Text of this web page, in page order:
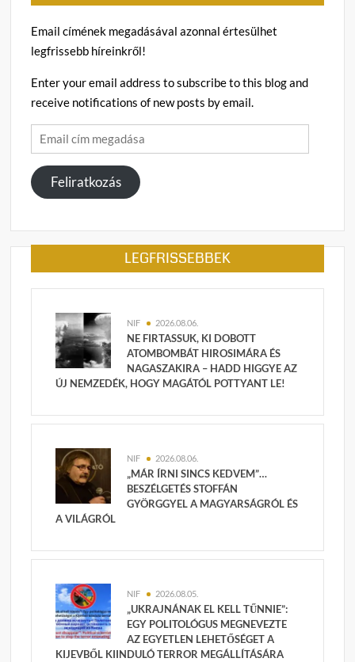
Email címének megadásával azonnal értesülhet
legfrissebb híreinkről!
Enter your email address to subscribe to this blog and
receive notifications of new posts by email.
Email
cím
megadása
Feliratkozás
LEGFRISSEBBEK
NIF 2026.08.06.
NE FIRTASSUK, KI DOBOTT
ATOMBOMBÁT HIROSIMÁRA ÉS
NAGASZAKIRA – HADD HIGGYE AZ
ÚJ NEMZEDÉK, HOGY MAGÁTÓL POTTYANT LE!
NIF 2026.08.06.
„MÁR ÍRNI SINCS KEDVEM”…
BESZÉLGETÉS STOFFÁN
GYÖRGGYEL A MAGYARSÁGRÓL ÉS
A VILÁGRÓL
NIF 2026.08.05.
„UKRAJNÁNAK EL KELL TŰNNIE”:
EGY POLITOLÓGUS MEGNEVEZTE
AZ EGYETLEN LEHETŐSÉGET A
KIJEVBŐL KIINDULÓ TERROR MEGÁLLÍTÁSÁRA